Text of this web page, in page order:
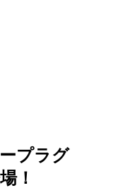
プラグ
！